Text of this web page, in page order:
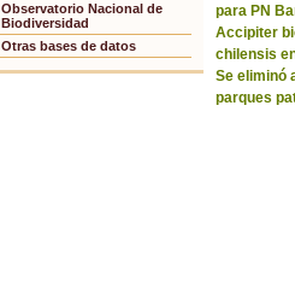
Observatorio Nacional de
Biodiversidad
Otras bases de datos
para PN
Accipiter
chilensis
Se eliminó
parques